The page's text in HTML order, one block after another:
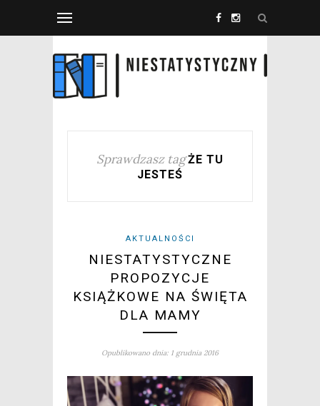
Sprawdzasz tag ŻE TU
JESTEŚ
AKTUALNOŚCI
NIESTATYSTYCZNE
PROPOZYCJE
KSIĄŻKOWE NA ŚWIĘTA
DLA MAMY
Opublikowano dnia: 1 grudnia 2016